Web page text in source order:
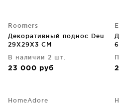
Roomers
Декоративный поднос Deu
29X29X3 CM
В наличии 2 шт.
23 000 руб
HomeAdore